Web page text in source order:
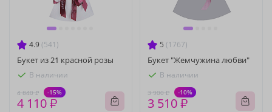
4.9 (541)
Букет из 21 красной розы
В наличии
4 840 ₽ -15%
4 110 ₽
5 (1767)
Букет "Жемчужина любви"
В наличии
3 900 ₽ -10%
3 510 ₽